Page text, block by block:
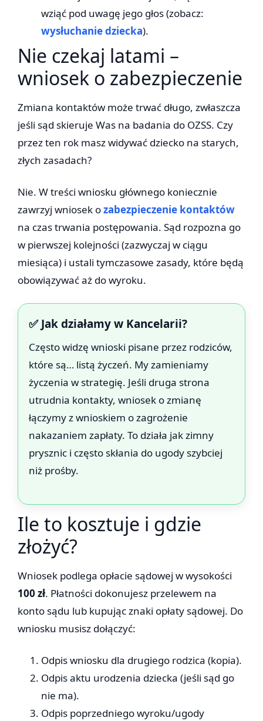
wziąć pod uwagę jego głos (zobacz:
wysłuchanie dziecka).
Nie czekaj latami –
wniosek o zabezpieczenie
Zmiana kontaktów może trwać długo, zwłaszcza
jeśli sąd skieruje Was na badania do OZSS. Czy
przez ten rok masz widywać dziecko na starych,
złych zasadach?
Nie. W treści wniosku głównego koniecznie
zawrzyj wniosek ozabezpieczenie kontaktów
na czas trwania postępowania. Sąd rozpozna go
w pierwszej kolejności (zazwyczaj w ciągu
miesiąca) i ustali tymczasowe zasady, które będą
obowiązywać aż do wyroku.
✅ Jak działamy w Kancelarii?
Często widzę wnioski pisane przez rodziców,
które są… listą życzeń. My zamieniamy
życzenia w strategię. Jeśli druga strona
utrudnia kontakty, wniosek o zmianę
łączymy z wnioskiem o zagrożenie
nakazaniem zapłaty. To działa jak zimny
prysznic i często skłania do ugody szybciej
niż prośby.
Ile to kosztuje i gdzie
złożyć?
Wniosek podlega opłacie sądowej w wysokości
100 zł. Płatności dokonujesz przelewem na
konto sądu lub kupując znaki opłaty sądowej. Do
wniosku musisz dołączyć:
Odpis wniosku dla drugiego rodzica (kopia).
Odpis aktu urodzenia dziecka (jeśli sąd go
nie ma).
Odpis poprzedniego wyroku/ugody